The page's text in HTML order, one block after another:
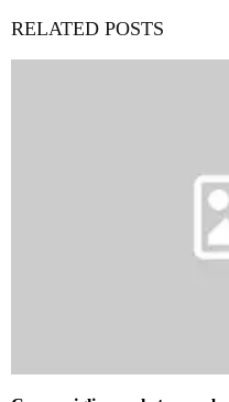
RELATED POSTS